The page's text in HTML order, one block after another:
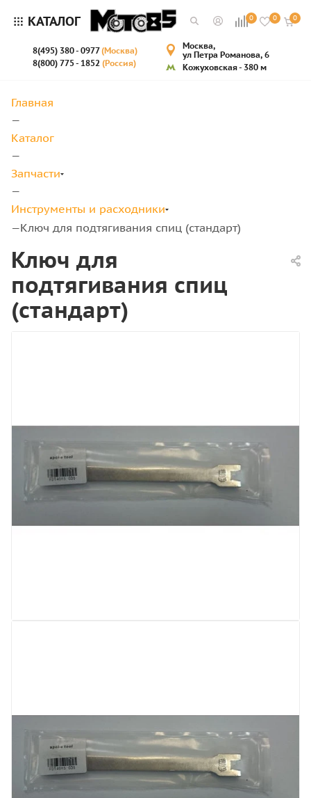
КАТАЛОГ 0 0 0
8(495) 380 - 0977(Москва)
8(800) 775 - 1852 (Россия)
Москва,
ул Петра Романова, 6
Кожуховская - 380 м
Главная
—
Каталог
—
Запчасти
—
Инструменты и расходники
—Ключ для подтягивания спиц (стандарт)
Ключ для
подтягивания спиц
(стандарт)